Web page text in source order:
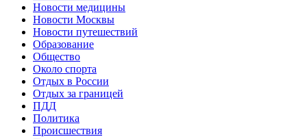
Новости медицины
Новости Москвы
Новости путешествий
Образование
Общество
Около спорта
Отдых в России
Отдых за границей
ПДД
Политика
Происшествия